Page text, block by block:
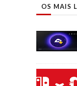
OS MAIS